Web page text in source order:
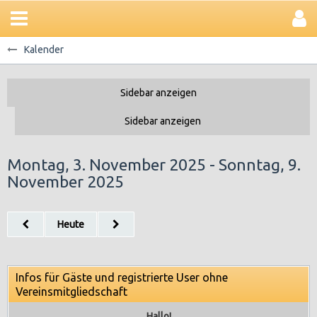
Kalender
Montag, 3. November 2025 - Sonntag, 9.
November 2025
Heute
Infos für Gäste und registrierte User ohne
Vereinsmitgliedschaft